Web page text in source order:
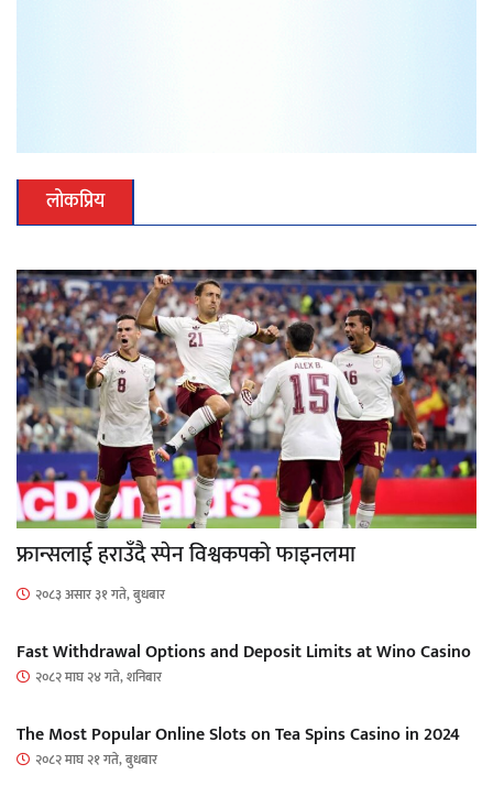
लोकप्रिय
फ्रान्सलाई हराउँदै स्पेन विश्वकपको फाइनलमा
२०८३ असार ३१ गते, बुधबार
Fast Withdrawal Options and Deposit Limits at Wino Casino
२०८२ माघ २४ गते, शनिबार
The Most Popular Online Slots on Tea Spins Casino in 2024
२०८२ माघ २१ गते, बुधबार